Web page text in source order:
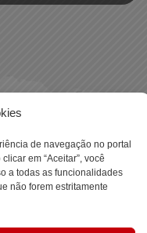
de navegação no portal
em “Aceitar”, você
a todas as funcionalidades
não forem estritamente